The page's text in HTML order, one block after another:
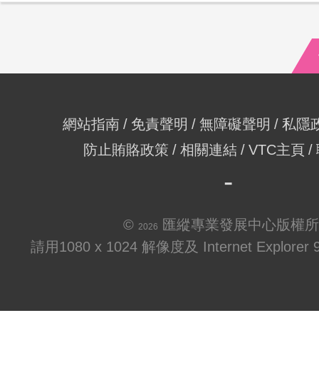
網站指南 免責聲明 無障礙聲明
私隱
防止賄賂政策
相關連結 VTC主頁
© 2026
匯縱專業發展中心版權
請用1080 x 1024 解像度及 Internet Explorer